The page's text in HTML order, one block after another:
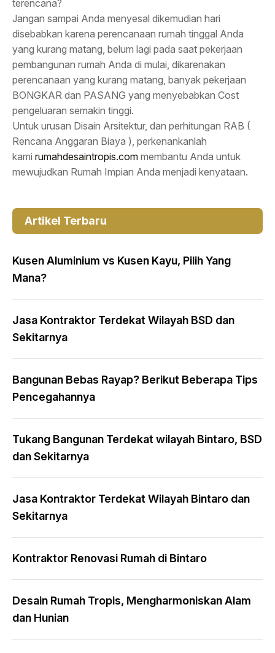
terencana?
Jangan sampai Anda menyesal dikemudian hari
disebabkan karena perencanaan rumah tinggal Anda
yang kurang matang, belum lagi pada saat pekerjaan
pembangunan rumah Anda di mulai, dikarenakan
perencanaan yang kurang matang, banyak pekerjaan
BONGKAR dan PASANG yang menyebabkan Cost
pengeluaran semakin tinggi.
Untuk urusan Disain Arsitektur, dan perhitungan RAB (
Rencana Anggaran Biaya ), perkenankanlah
kami rumahdesaintropis.com membantu Anda untuk
mewujudkan Rumah Impian Anda menjadi kenyataan.
Artikel Terbaru
Kusen Aluminium vs Kusen Kayu, Pilih Yang
Mana?
Jasa Kontraktor Terdekat Wilayah BSD dan
Sekitarnya
Bangunan Bebas Rayap? Berikut Beberapa Tips
Pencegahannya
Tukang Bangunan Terdekat wilayah Bintaro, BSD
dan Sekitarnya
Jasa Kontraktor Terdekat Wilayah Bintaro dan
Sekitarnya
Kontraktor Renovasi Rumah di Bintaro
Desain Rumah Tropis, Mengharmoniskan Alam
dan Hunian